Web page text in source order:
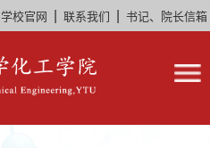
学校官网 联系我们 书记、院长信箱